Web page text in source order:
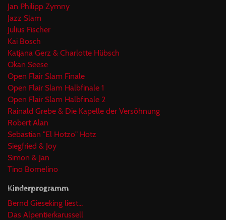
Jan Philipp Zymny
Jazz Slam
Julius Fischer
Kai Bosch
Katjana Gerz & Charlotte Hübsch
Okan Seese
Open Flair Slam Finale
Open Flair Slam Halbfinale 1
Open Flair Slam Halbfinale 2
Rainald Grebe & Die Kapelle der Versöhnung
Robert Alan
Sebastian "El Hotzo" Hotz
Siegfried & Joy
Simon & Jan
Tino Bomelino
Kinderprogramm
Bernd Gieseking liest...
Das Alpentierkarussell